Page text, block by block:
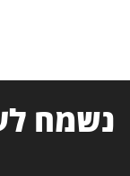
נשמח